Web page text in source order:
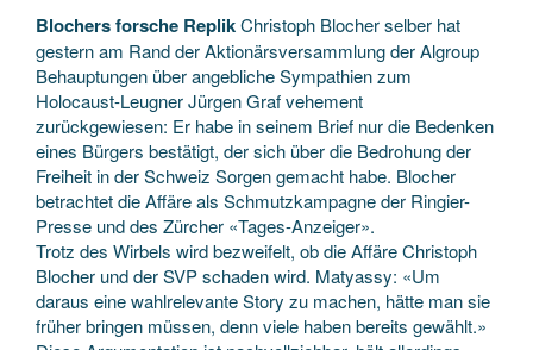
Blochers forsche ReplikChristoph Blocher selber hat
gestern am Rand der Aktionärsversammlung der Algroup
Behauptungen über angebliche Sympathien zum
Holocaust-Leugner Jürgen Graf vehement
zurückgewiesen: Er habe in seinem Brief nur die Bedenken
eines Bürgers bestätigt, der sich über die Bedrohung der
Freiheit in der Schweiz Sorgen gemacht habe. Blocher
betrachtet die Affäre als Schmutzkampagne der Ringier-
Presse und des Zürcher «Tages-Anzeiger».
Trotz des Wirbels wird bezweifelt, ob die Affäre Christoph
Blocher und der SVP schaden wird. Matyassy: «Um
daraus eine wahlrelevante Story zu machen, hätte man sie
früher bringen müssen, denn viele haben bereits gewählt.»